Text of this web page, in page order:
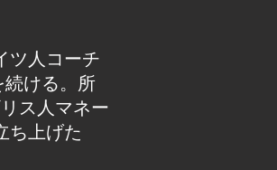
ツ人コーチ
続ける。所
ス人マネー
ち上げた